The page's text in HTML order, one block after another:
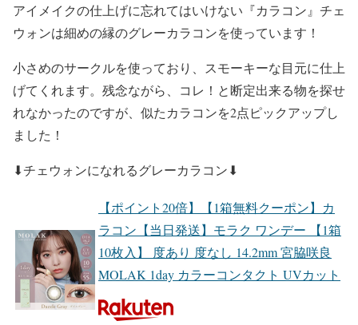
アイメイクの仕上げに忘れてはいけない 『カラコン』 チェ
ウォンは細めの縁のグレーカラコンを使っています！
小さめのサークルを使っており、スモーキーな目元に仕上
げてくれます。残念ながら、コレ！と断定出来る物を探せ
れなかったのですが、似たカラコンを2点ピックアップし
ました！
⬇︎チェウォンになれるグレーカラコン⬇︎
【ポイント20倍】【1箱無料クーポン】カ
ラコン【当日発送】モラク ワンデー 【1箱
10枚入】 度あり 度なし 14.2mm 宮脇咲良
MOLAK 1day カラーコンタクト UVカット